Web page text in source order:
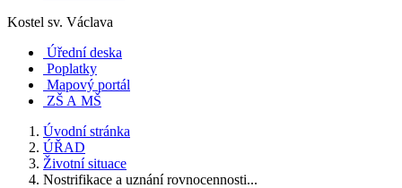
Kostel sv. Václava
Úřední deska
Poplatky
Mapový portál
ZŠ A MŠ
Úvodní stránka
ÚŘAD
Životní situace
Nostrifikace a uznání rovnocennosti...